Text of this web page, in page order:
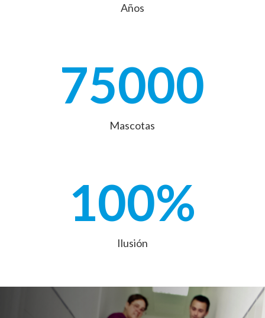
Años
75000
Mascotas
100%
Ilusión